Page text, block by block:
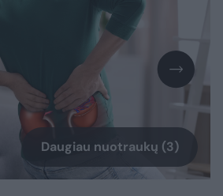
Daugiau nuotraukų (3)